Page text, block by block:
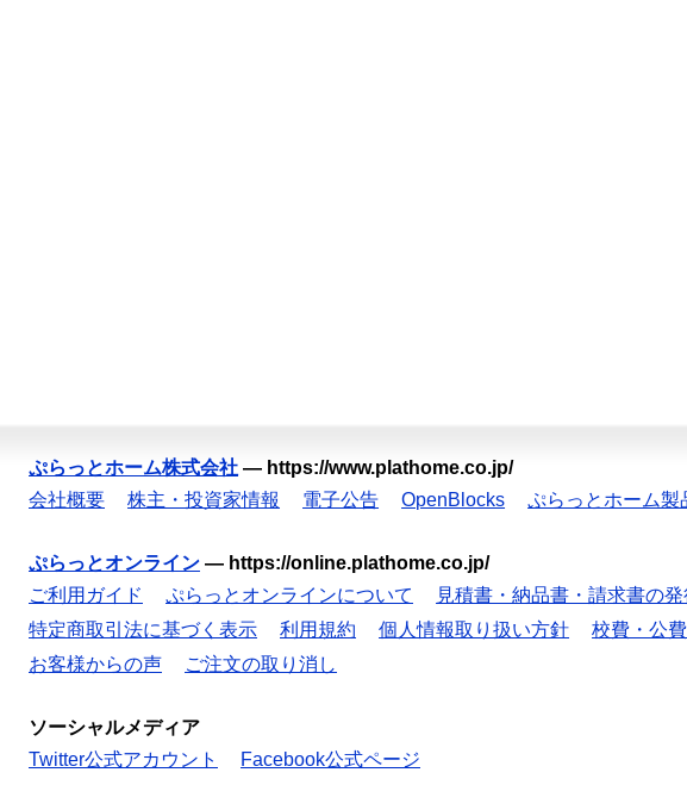
ぷらっとホーム株式会社 — https://www.plathome.co.jp/
会社概要
株主・投資家情報 電子公告 OpenBlocks ぷらっとホーム製
ぷらっとオンライン — https://online.plathome.co.jp/
ご利用ガイド
ぷらっとオンラインについて 見積書・納品書・請求書の
特定商取引法に基づく表示
利用規約 個人情報取り扱い方針 校費・公
お客様からの声
ご注文の取り消し
ソーシャルメディア
Twitter公式アカウント
Facebook公式ページ